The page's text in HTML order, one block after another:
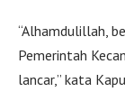
“Alhamdulillah,
Pemerintah
lancar,” kata